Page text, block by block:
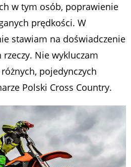
w tym osób, poprawienie
prędkości. W
stawiam na doświadczenie
Nie wykluczam
pojedynczych
Polski Cross Country.